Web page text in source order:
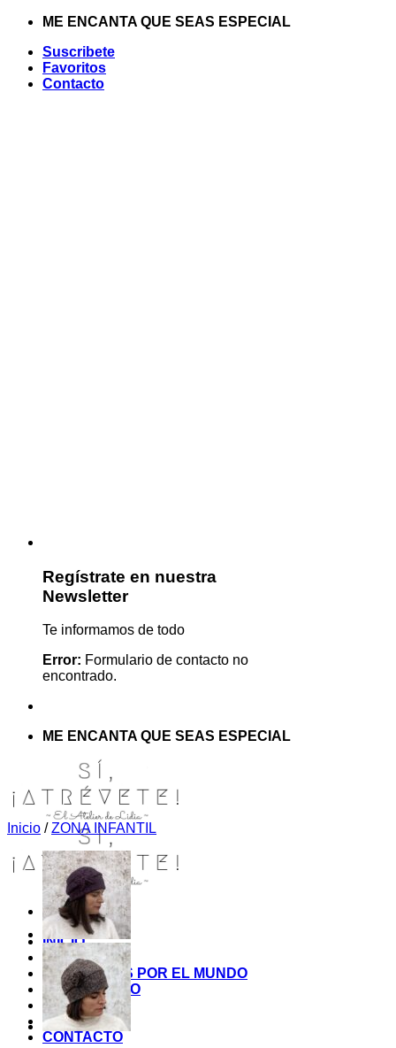
Saltar
contenido
ME ENCANTA QUE SEAS ESPECIAL
Suscribete
Favoritos
Contacto
Regístrate en nuestra
Newsletter
Te informamos de todo
Error: Formulario de contacto no
encontrado.
ME ENCANTA QUE SEAS ESPECIAL
INICIO
TIENDA
MIS COSITAS POR EL MUNDO
EL COMIENZO
BLOG
PAGOS
CONTACTO
Inicio / ZONA INFANTIL